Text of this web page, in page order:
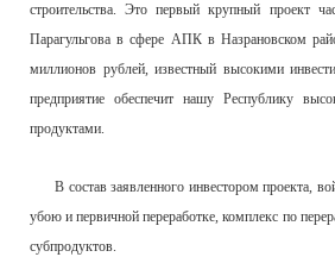
строительства. Это первый крупный проект
Парагульгова в сфере АПК в Назрановском
миллионов рублей, известный высокими
предприятие обеспечит нашу Республику
продуктами.
В состав заявленного инвестором проекта,
убою и первичной переработке, комплекс по
субпродуктов.